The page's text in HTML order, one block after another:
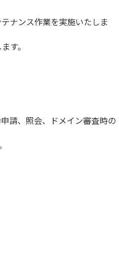
ナンス作業を実施いたしま
す。
請、照会、ドメイン審査時の